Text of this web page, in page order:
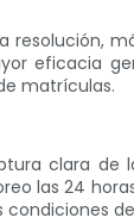
resolución,
eficacia
matrículas.
clara de
las 24
condiciones